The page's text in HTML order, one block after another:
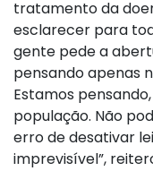
tratamento da
esclarecer para
gente pede a
pensando apenas
Estamos
população. Não
erro de desativar
imprevisível”,